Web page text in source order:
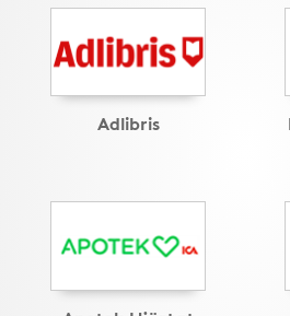
Adlibris